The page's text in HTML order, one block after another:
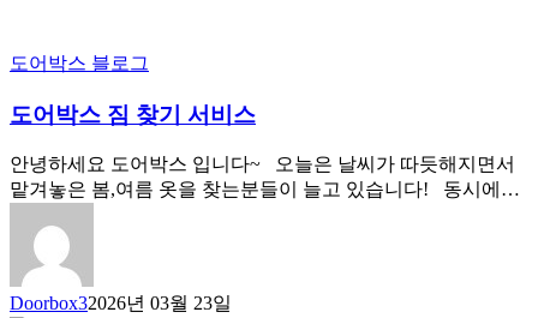
도어박스 블로그
도어박스 짐 찾기 서비스
안녕하세요 도어박스 입니다~ 오늘은 날씨가 따듯해지면서
맡겨놓은 봄,여름 옷을 찾는분들이 늘고 있습니다! 동시에…
Doorbox32026년 03월 23일